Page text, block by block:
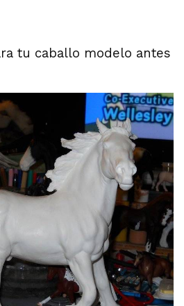
tu caballo modelo antes